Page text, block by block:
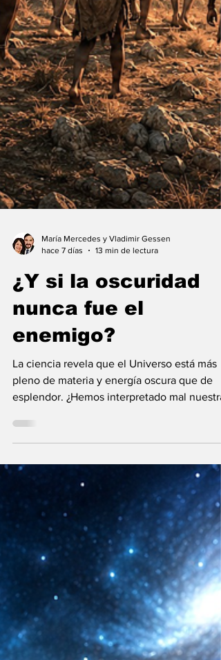
hace 7 días
13 min de lectura
¿Y si la oscuridad
nunca fue el
enemigo?
La ciencia revela que el Universo está más
pleno de materia y energía oscura que de
esplendor. ¿Hemos interpretado mal